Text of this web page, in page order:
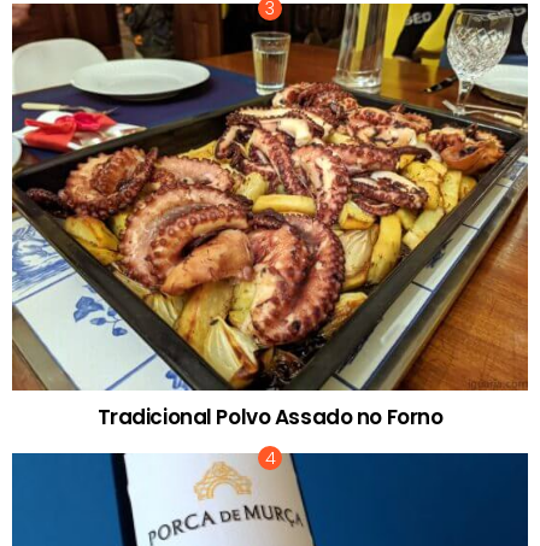
Tradicional Polvo Assado no Forno